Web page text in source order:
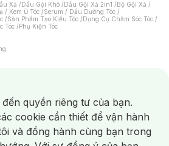
Xả /Dầu Gội Khô /Dầu Gội Xả 2in1 /Bộ Gội Xả /
/ Kem Ủ Tóc /Serum / Dầu Dưỡng Tóc /
/Sản Phẩm Tạo Kiểu Tóc /Dụng Cụ Chăm Sóc Tóc /
Tóc /Phụ Kiện Tóc
/Mặt Nạ Xông Hơi /Nước Rửa Tay/
Chải Đánh Răng /Bàn Chải Điện/
/Máy Tăm Nước/ Nước Súc Miệng/
/ Dung Dịch Vệ Sinh/Dưỡng Vùng Kín/
Vệ Sinh/Tampon/Bọt Cạo Râu /Dao Cạo Râu/
quyền riêng tư của bạn.
cookie cần thiết để vận hành
và đồng hành cùng bạn trong